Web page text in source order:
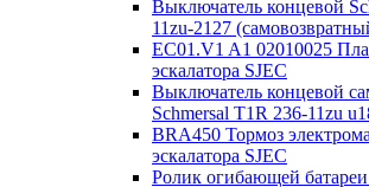
Выключатель концевой
11zu-2127
EC01.V1 A1 02010025
эскалатора SJEC
Выключатель концевой
Schmersal T1R 236-11zu
BRA450 Тормоз
эскалатора SJEC
Ролик огибающей